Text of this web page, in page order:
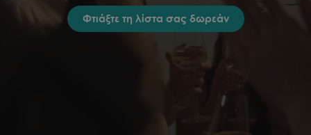
Φτιάξτε τη λίστα σας δωρεάν